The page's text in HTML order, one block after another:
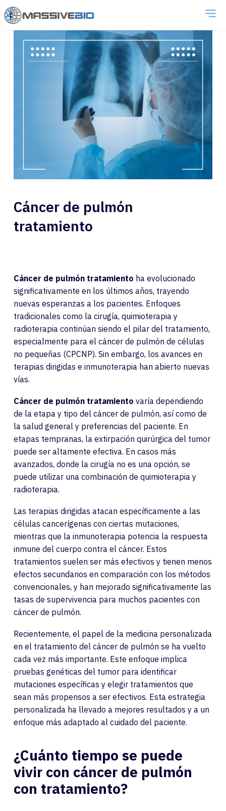
Cáncer de pulmón
tratamiento
Cáncer de pulmón tratamiento ha evolucionado
significativamente en los últimos años, trayendo
nuevas esperanzas a los pacientes. Enfoques
tradicionales como la cirugía, quimioterapia y
radioterapia continúan siendo el pilar del tratamiento,
especialmente para el cáncer de pulmón de células
no pequeñas (CPCNP). Sin embargo, los avances en
terapias dirigidas e inmunoterapia han abierto nuevas
vías.
Cáncer de pulmón tratamiento varía dependiendo
de la etapa y tipo del cáncer de pulmón, así como de
la salud general y preferencias del paciente. En
etapas tempranas, la extirpación quirúrgica del tumor
puede ser altamente efectiva. En casos más
avanzados, donde la cirugía no es una opción, se
puede utilizar una combinación de quimioterapia y
radioterapia.
Las terapias dirigidas atacan específicamente a las
células cancerígenas con ciertas mutaciones,
mientras que la inmunoterapia potencia la respuesta
inmune del cuerpo contra el cáncer. Estos
tratamientos suelen ser más efectivos y tienen menos
efectos secundarios en comparación con los métodos
convencionales, y han mejorado significativamente las
tasas de supervivencia para muchos pacientes con
cáncer de pulmón.
Recientemente, el papel de la medicina personalizada
en el tratamiento del cáncer de pulmón se ha vuelto
cada vez más importante. Este enfoque implica
pruebas genéticas del tumor para identificar
mutaciones específicas y elegir tratamientos que
sean más propensos a ser efectivos. Esta estrategia
personalizada ha llevado a mejores resultados y a un
enfoque más adaptado al cuidado del paciente.
¿Cuánto tiempo se puede
vivir con cáncer de pulmón
con tratamiento?